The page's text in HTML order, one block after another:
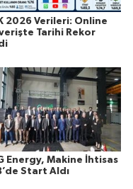
2026 Verileri: Online
Tarihi Rekor
Energy, Makine İhtisas
Start Aldı